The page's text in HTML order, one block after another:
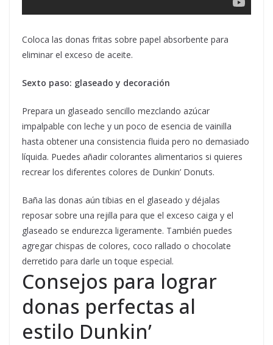
Coloca las donas fritas sobre papel absorbente para
eliminar el exceso de aceite.
Sexto paso: glaseado y decoración
Prepara un glaseado sencillo mezclando azúcar
impalpable con leche y un poco de esencia de vainilla
hasta obtener una consistencia fluida pero no demasiado
líquida. Puedes añadir colorantes alimentarios si quieres
recrear los diferentes colores de Dunkin’ Donuts.
Baña las donas aún tibias en el glaseado y déjalas
reposar sobre una rejilla para que el exceso caiga y el
glaseado se endurezca ligeramente. También puedes
agregar chispas de colores, coco rallado o chocolate
derretido para darle un toque especial.
Consejos para lograr
donas perfectas al
estilo Dunkin’